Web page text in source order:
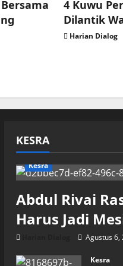
4 Kuwu
Dilantik
Harian Dialog
KESRA
Kesra
Abdul Rivai
Harus Jadi
Agustus 6,
Kesra